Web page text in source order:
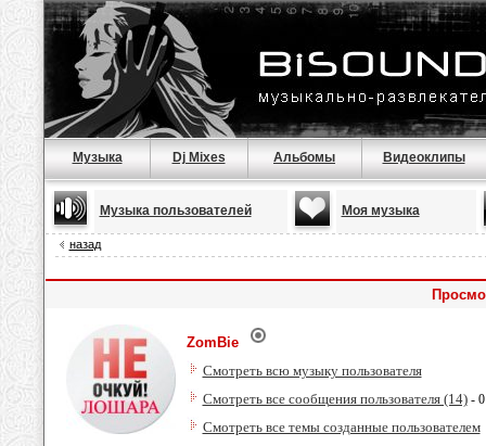
Музыка Dj Mixes Альбомы Видеоклипы
Музыка пользователей Моя музыка
назад
ZomBie
Смотреть всю музыку пользователя
Смотреть все сообщения пользователя (14)- 0
Смотреть все темы созданные пользователем